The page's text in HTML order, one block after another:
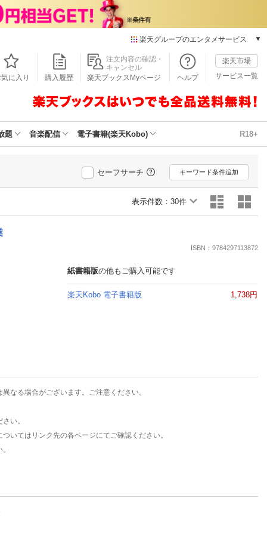
楽天グループのエンタメサービス
本/ゲーム/CD/DVD
楽天ブックス
楽天Kobo
動画配信
楽天TV
動画配信ガイド
楽天チケット
気に入り 購入履歴
注文内容の確認・
キャンセル
楽天ブックスMyページ
ヘルプ
楽天市場
サービス一覧
題 音楽配信 電子書籍(楽天Kobo) R18+
セーフサーチ キーワード条件追加
表示件数： 30件
ISBN：9784297113872
紙書籍版の他もご購入可能です
楽天Kobo 電子書籍版 1,738円
なる場合がございます。ご注意ください。
い。
いてはリンク先の各ページにてご確認ください。